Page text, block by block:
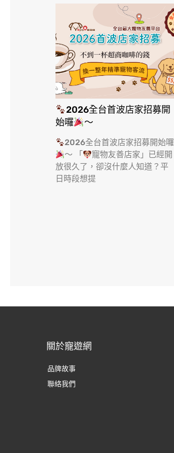
2026全台首波店家招募開
始囉
～
2026全台首波店家招募開始囉
～ 「
寵物友善店家」已經開
放很久了，卻沒什麼人知道？平
日時段想提
關於寵遊網
品牌故事
聯絡我們